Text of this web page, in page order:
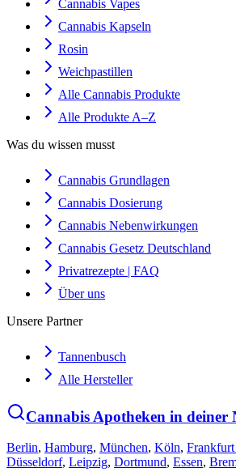
Cannabis Vapes
Cannabis Kapseln
Rosin
Weichpastillen
Alle Cannabis Produkte
Alle Produkte A–Z
Was du wissen musst
Cannabis Grundlagen
Cannabis Dosierung
Cannabis Nebenwirkungen
Cannabis Gesetz Deutschland
Privatrezepte | FAQ
Über uns
Unsere Partner
Tannenbusch
Alle Hersteller
Cannabis Apotheken in deiner
Berlin, Hamburg, München, Köln,
Düsseldorf, Leipzig, Dortmund, Essen,